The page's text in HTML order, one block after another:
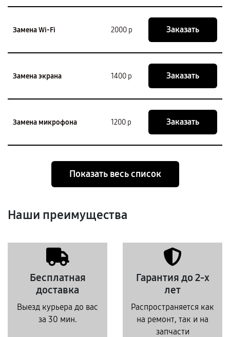
Замена Wi-Fi 2000 р Заказать
Замена экрана 1400 р Заказать
Замена микрофона 1200 р Заказать
Показать весь список
Наши преимущества
Бесплатная
доставка
Выезд курьера до вас
за 30 мин.
Гарантия до 2-х
лет
Распространяется как
на ремонт, так и на
запчасти